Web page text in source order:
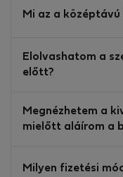
Mi az a középtávú
Elolvashatom a
előtt?
Megnézhetem a
mielőtt aláírom a
Milyen fizetési